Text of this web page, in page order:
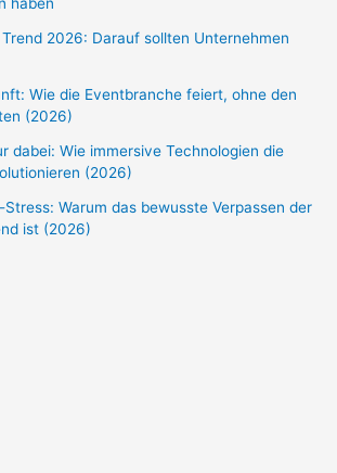
2026: Darauf sollten Unternehmen
Wie die Eventbranche feiert, ohne den
(2026)
dabei: Wie immersive Technologien die
(2026)
Warum das bewusste Verpassen der
ist (2026)